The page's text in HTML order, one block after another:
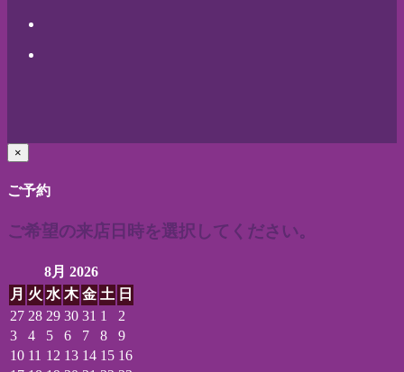
×
ご予約
ご希望の来店日時を選択してください。
8月 2026
月 火 水 木 金 土 日
27 28 29 30 31 1
2
3
4 5 6 7 8
9
10 11 12 13 14 15 16